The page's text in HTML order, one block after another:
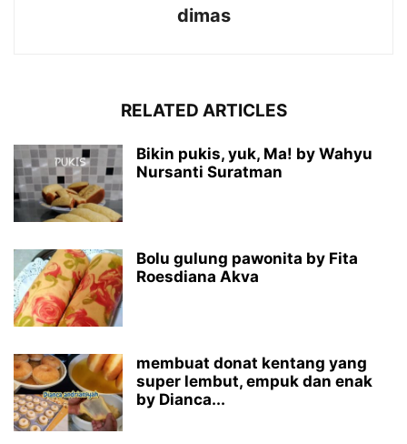
dimas
RELATED ARTICLES
Bikin pukis, yuk, Ma! by Wahyu
Nursanti Suratman
Bolu gulung pawonita by Fita
Roesdiana Akva
membuat donat kentang yang
super lembut, empuk dan enak
by Dianca...